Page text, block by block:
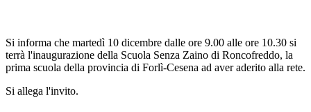
Si informa che martedì 10 dicembre dalle ore 9.00 alle ore 10.30 si
terrà l'inaugurazione della Scuola Senza Zaino di Roncofreddo, la
prima scuola della provincia di Forlì-Cesena ad aver aderito alla rete.
Si allega l'invito.